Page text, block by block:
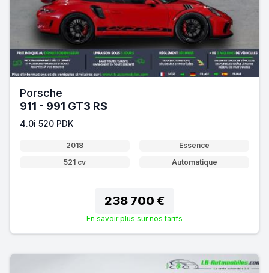
Porsche
911 - 991 GT3 RS
4.0i 520 PDK
2018
Essence
521 cv
Automatique
238 700 €
En savoir plus sur nos tarifs